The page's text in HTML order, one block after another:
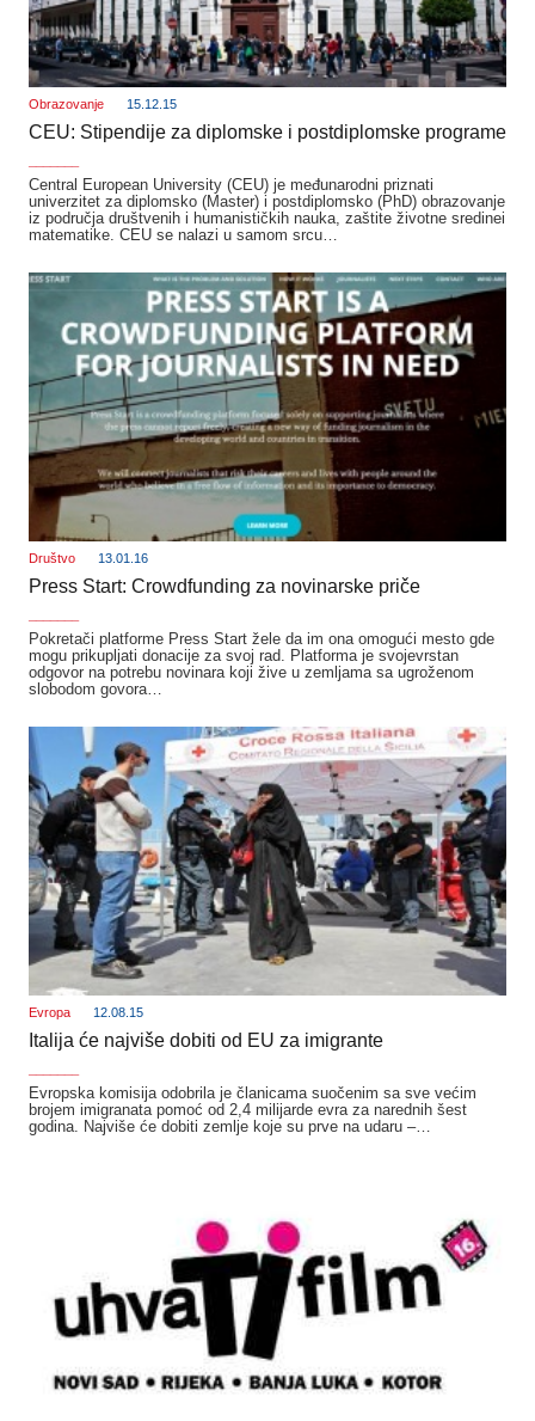
Obrazovanje 15.12.15
CEU: Stipendije za diplomske i postdiplomske programe
Central European University (CEU) je međunarodni priznati
univerzitet za diplomsko (Master) i postdiplomsko (PhD) obrazovanje
iz područja društvenih i humanističkih nauka, zaštite životne sredinei
matematike. CEU se nalazi u samom srcu…
Društvo 13.01.16
Press Start: Crowdfunding za novinarske priče
Pokretači platforme Press Start žele da im ona omogući mesto gde
mogu prikupljati donacije za svoj rad. Platforma je svojevrstan
odgovor na potrebu novinara koji žive u zemljama sa ugroženom
slobodom govora…
Evropa 12.08.15
Italija će najviše dobiti od EU za imigrante
Evropska komisija odobrila je članicama suočenim sa sve većim
brojem imigranata pomoć od 2,4 milijarde evra za narednih šest
godina. Najviše će dobiti zemlje koje su prve na udaru –…